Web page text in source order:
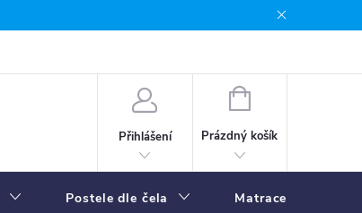
Přihlášení
NÁKUPNÍ
Prázdný košík
Postele dle čela Matrace